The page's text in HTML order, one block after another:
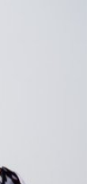
in 2019 als
bij
als
Group